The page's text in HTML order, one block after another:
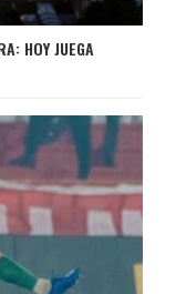
HOY JUEGA